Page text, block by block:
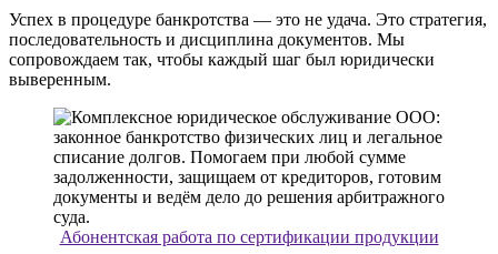
Успех в процедуре банкротства — это не удача. Это стратегия,
последовательность и дисциплина документов. Мы
сопровождаем так, чтобы каждый шаг был юридически
выверенным.
Абонентская работа по сертификации продукции